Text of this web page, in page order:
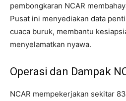
pembongkaran NCAR
Pusat ini menyediakan data
cuaca buruk, membantu
menyelamatkan nyawa.
Operasi dan Dampak
NCAR mempekerjakan sekitar